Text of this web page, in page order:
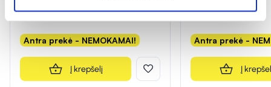
8,89 €
Antra prekė - NEMOKAMAI!
Į krepšelį
7,99 €
Antra prekė -
Į